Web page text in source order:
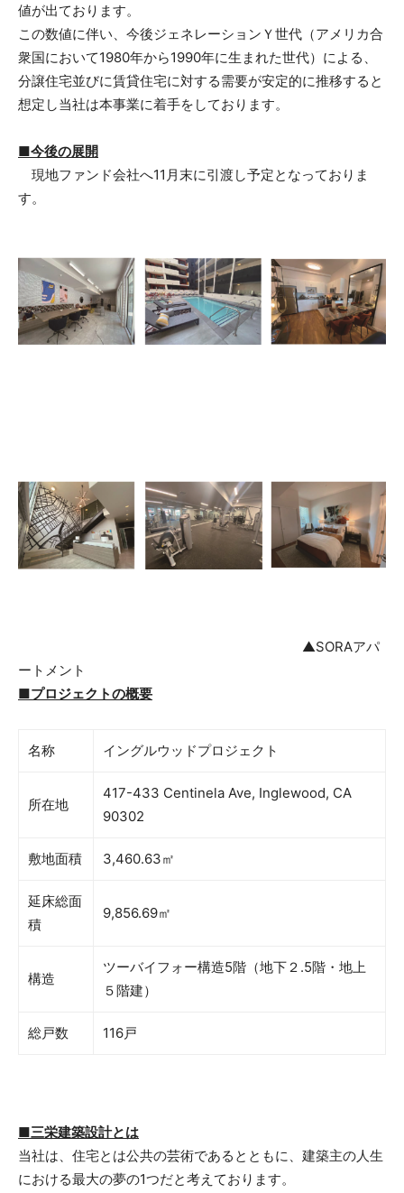
値が出ております。
この数値に伴い、今後ジェネレーションＹ世代（アメリカ合
衆国において1980年から1990年に生まれた世代）による、
分譲住宅並びに賃貸住宅に対する需要が安定的に推移すると
想定し当社は本事業に着手をしております。
■今後の展開
現地ファンド会社へ11月末に引渡し予定となっておりま
す。
▲SORAアパ
ートメント
■プロジェクトの概要
名称 イングルウッドプロジェクト
所在地
417-433 Centinela Ave, Inglewood, CA
90302
敷地面積 3,460.63㎡
延床総面
積
9,856.69㎡
構造
ツーバイフォー構造5階（地下２.5階・地上
５階建）
総戸数 116戸
■三栄建築設計とは
当社は、住宅とは公共の芸術であるとともに、建築主の人生
における最大の夢の1つだと考えております。